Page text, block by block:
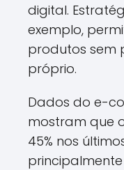
digital.
exemplo,
produtos sem
próprio.
Dados do e-
mostram que
45% nos